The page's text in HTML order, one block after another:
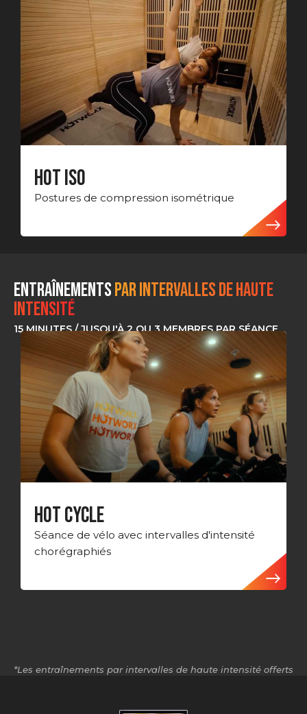
HOT ISO
Postures de compression isométrique
EntraînementsPAR INTERVALLES DE HAUTE
INTENSITÉ
15 MINUTES / JUSQU'À 2 OU 3 MEMBRES PAR SÉANCE
HOT CYCLE
Séance de vélo avec intervalles d'intensité
chorégraphiés
*Les entraînements par intervalles de haute intensité offerts